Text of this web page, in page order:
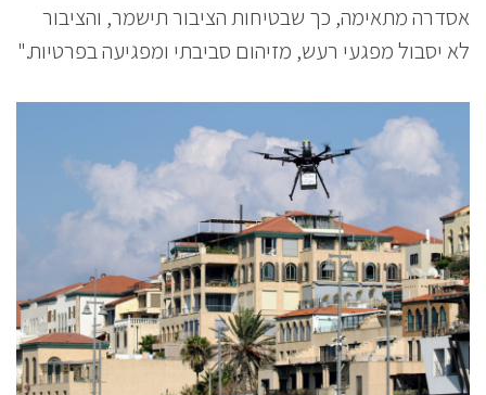
אסדרה מתאימה, כך שבטיחות הציבור תישמר, והציבור
לא יסבול מפגעי רעש, מזיהום סביבתי ומפגיעה בפרטיות."